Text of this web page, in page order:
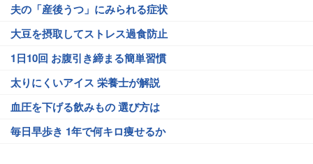
夫の「産後うつ」にみられる症状
大豆を摂取してストレス過食防止
1日10回 お腹引き締まる簡単習慣
太りにくいアイス 栄養士が解説
血圧を下げる飲みもの 選び方は
毎日早歩き 1年で何キロ痩せるか